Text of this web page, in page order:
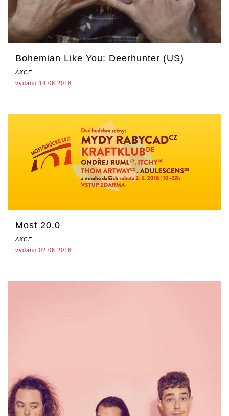
Bohemian Like You: Deerhunter (US)
AKCE
vydáno 14.06.2018
Most 20.0
AKCE
vydáno 02.06.2018